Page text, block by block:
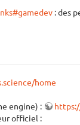
: des
home
engine) :
officiel :